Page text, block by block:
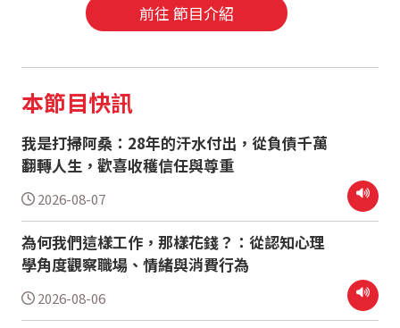
前往 節目介紹
本節目快訊
我是打掃阿桑：28年的汗水付出，從負債千萬
翻轉人生，歡喜收穫信任與尊重
2026-08-07
為何我們這樣工作，那樣花錢？：從認知心理
學角度觀察職場、情緒與消費行為
2026-08-06